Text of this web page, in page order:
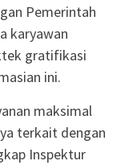
Pemerintah
karyawan
gratifikasi
ini.
maksimal
terkait dengan
Inspektur